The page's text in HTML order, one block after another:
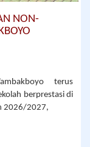
NON-
terus
berprestasi di
2026/2027,